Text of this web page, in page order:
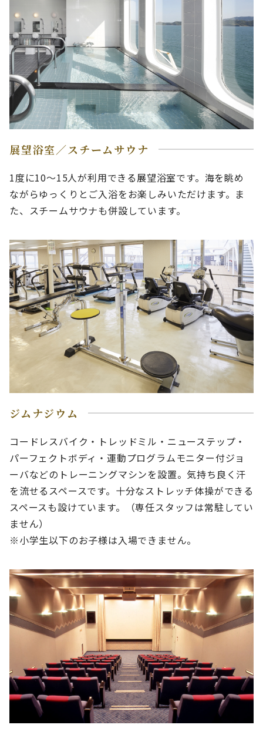
展望浴室／スチームサウナ
1度に10～15人が利用できる展望浴室です。海を眺め
ながらゆっくりとご入浴をお楽しみいただけます。ま
た、スチームサウナも併設しています。
ジムナジウム
コードレスバイク・トレッドミル・ニューステップ・
パーフェクトボディ・運動プログラムモニター付ジョ
ーバなどのトレーニングマシンを設置。気持ち良く汗
を流せるスペースです。十分なストレッチ体操ができる
スペースも設けています。（専任スタッフは常駐してい
ません）
※小学生以下のお子様は入場できません。